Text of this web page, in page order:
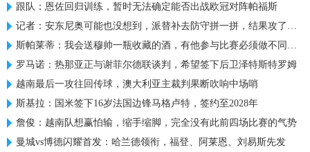
跟队：恩佐回归训练，暂时无法确定能否出战欧冠对阵帕福斯
记者：安东尼奥可能也没想到，派替补去防守拼一拼，结果攻了半场
斯帕莱蒂：我会送穆帅一瓶收藏的酒，有他参与比赛必须做不同准备
罗马诺：热那亚正与谢菲尔德联谈判，希望签下后卫泽特斯特罗姆
越南最后一攻往回传球，澳大利亚主裁判果断吹响中场哨
斯基拉：国米签下16岁法国边锋马格卢特，签约至2028年
詹俊：越南队想赢怕输，缩手缩脚，完全没有此前四场比赛的气势
曼城vs博德闪耀首发：哈兰德领衔，福登、阿莱恩、刘易斯先发